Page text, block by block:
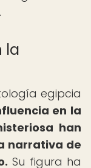
la
egipcia
en la
han
narrativa de
Su figura ha